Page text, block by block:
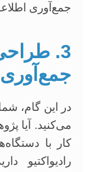
جمع‌آوری
3.
جمع‌آوری
در این گام،
می‌کنید. آیا
کار با
رادیواکتیو